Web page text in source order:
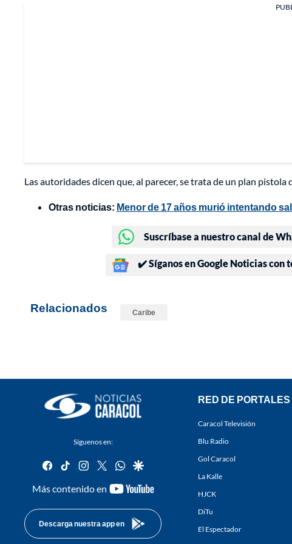
Las autoridades dicen que, al parecer, se trata de un plan pistola
Otras noticias: Menor de 17 años murió intentando
Suscríbase a nuestro canal de
✔️ Síganos en Google Noticias con
Relacionados Caribe
Síguenos en:
facebook
tiktok instagram
twitterwhatsapp
google
Más contenido en
youtube-
Descarga nuestra app en
RED DE PORTALES
Caracol Televisión
Blu Radio
Gol Caracol
La Kalle
HJCK
DiTu
El Espectador